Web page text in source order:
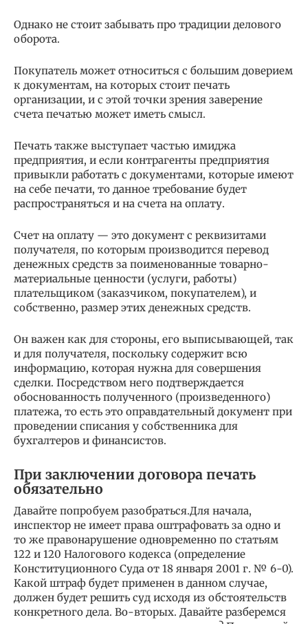
Однако не стоит забывать про традиции делового
оборота.
Покупатель может относиться с большим доверием
к документам, на которых стоит печать
организации, и с этой точки зрения заверение
счета печатью может иметь смысл.
Печать также выступает частью имиджа
предприятия, и если контрагенты предприятия
привыкли работать с документами, которые имеют
на себе печати, то данное требование будет
распространяться и на счета на оплату.
Счет на оплату — это документ с реквизитами
получателя, по которым производится перевод
денежных средств за поименованные товарно-
материальные ценности (услуги, работы)
плательщиком (заказчиком, покупателем), и
собственно, размер этих денежных средств.
Он важен как для стороны, его выписывающей, так
и для получателя, поскольку содержит всю
информацию, которая нужна для совершения
сделки. Посредством него подтверждается
обоснованность полученного (произведенного)
платежа, то есть это оправдательный документ при
проведении списания у собственника для
бухгалтеров и финансистов.
При заключении договора печать
обязательно
Давайте попробуем разобраться.Для начала,
инспектор не имеет права оштрафовать за одно и
то же правонарушение одновременно по статьям
122 и 120 Налогового кодекса (определение
Конституционного Суда от 18 января 2001 г. № 6-0).
Какой штраф будет применен в данном случае,
должен будет решить суд исходя из обстоятельств
конкретного дела. Во-вторых. Давайте разберемся